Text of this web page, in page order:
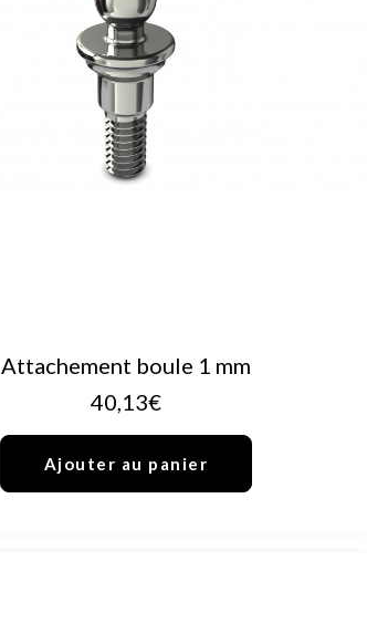
AJOUTER AU PANIER
Attachement boule 1 mm
40,13€
Ajouter au panier